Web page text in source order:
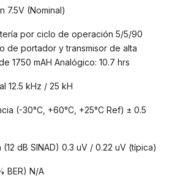
7.5V (Nominal)
por ciclo de operación 5/5/90
de portador y transmisor de alta
1750 mAH Analógico: 10.7 hrs
12.5 kHz / 25 kH
(-30°C, +60°C, +25°C Ref) ± 0.5
dB SINAD) 0.3 uV / 0.22 uV (típica)
BER) N/A